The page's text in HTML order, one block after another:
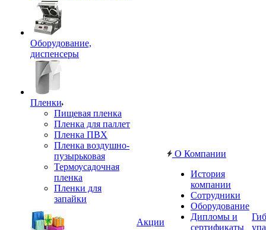
Оборудование,
диспенсеры
Пленки
Пищевая пленка
Пленка для паллет
Пленка ПВХ
Пленка воздушно-
пузырьковая
Термоусадочная
пленка
Пленки для
запайки
Акции
О Компании
История
компании
Сотрудники
Оборудование
Дипломы и
сертификаты